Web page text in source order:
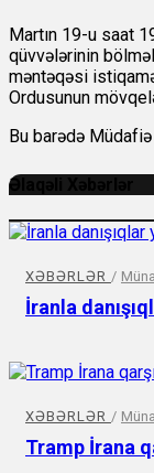
Martın 19-u saat
qüvvələrinin
məntəqəsi
Ordusunun
Bu barədə
Əlaqəli Xəbərlər
XƏBƏRLƏR /
İranla
XƏBƏRLƏR /
Tramp İrana